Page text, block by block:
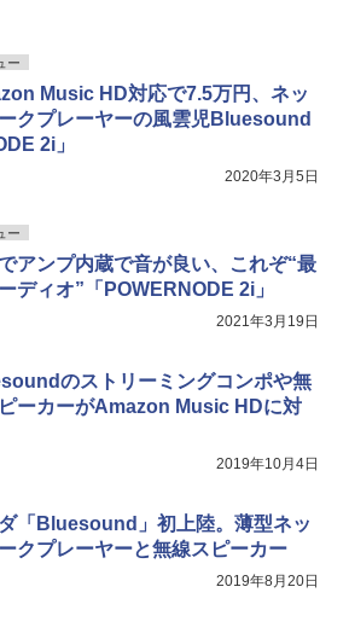
ー
Music HD対応で7.5万円、ネッ
ークプレーヤーの風雲児Bluesound
2i」
2020年3月5日
ー
アンプ内蔵で音が良い、これぞ“最
ディオ”「POWERNODE 2i」
2021年3月19日
のストリーミングコンポや無
ーカーがAmazon Music HDに対
2019年10月4日
「Bluesound」初上陸。薄型ネッ
ークプレーヤーと無線スピーカー
2019年8月20日